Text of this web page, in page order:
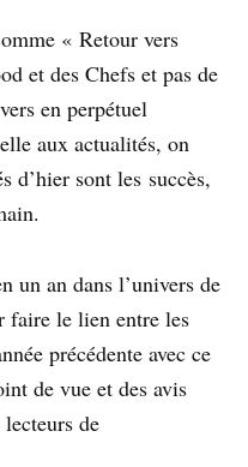
« Retour vers
et des Chefs et pas de
en perpétuel
aux actualités, on
d’hier sont les succès,
un an dans l’univers de
faire le lien entre les
précédente avec ce
de vue et des avis
de